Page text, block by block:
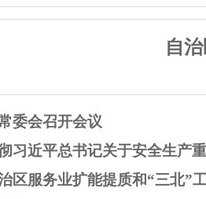
自
委会召开会议
习近平总书记关于安全生产
区服务业扩能提质和“三北”